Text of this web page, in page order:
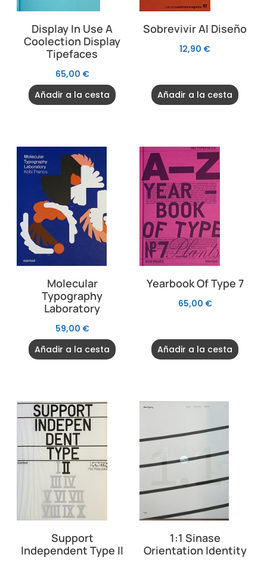
Display In Use A
Coolection Display
Tipefaces
65,00 €
Añadir a la cesta
Sobrevivir Al Diseño
12,90 €
Añadir a la cesta
Molecular
Typography
Laboratory
59,00 €
Añadir a la cesta
Yearbook Of Type 7
65,00 €
Añadir a la cesta
Support
Independent Type II
1:1 Sinase
Orientation Identity